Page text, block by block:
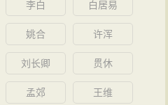
李白 白居易
姚合 许浑
刘长卿 贯休
孟郊 王维